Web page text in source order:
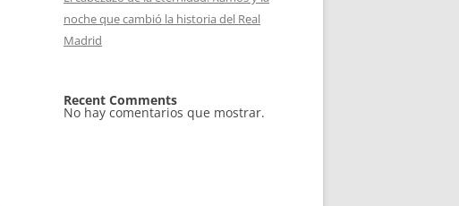
noche que cambió la historia del Real
Madrid
Recent Comments
No hay comentarios que mostrar.